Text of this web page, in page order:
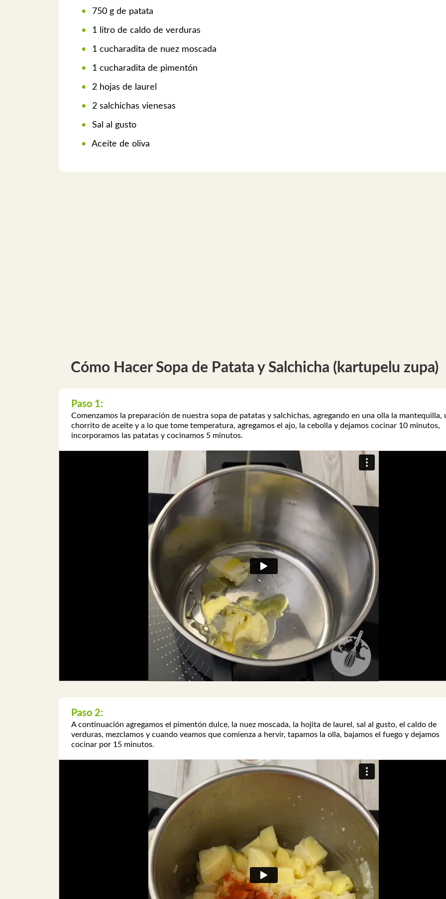
750 g de patata
1 litro de caldo de verduras
1 cucharadita de nuez moscada
1 cucharadita de pimentón
2 hojas de laurel
2 salchichas vienesas
Sal al gusto
Aceite de oliva
Cómo Hacer Sopa de Patata y Salchicha (kartupelu zupa)
Paso 1:
Comenzamos la preparación de nuestra sopa de patatas y salchichas, agregando en una olla la mantequilla,
chorrito de aceite y a lo que tome temperatura, agregamos el ajo, la cebolla y dejamos cocinar 10 minutos,
incorporamos las patatas y cocinamos 5 minutos.
Paso 2:
A continuación agregamos el pimentón dulce, la nuez moscada, la hojita de laurel, sal al gusto, el caldo de
verduras, mezclamos y cuando veamos que comienza a hervir, tapamos la olla, bajamos el fuego y dejamos
cocinar por 15 minutos.